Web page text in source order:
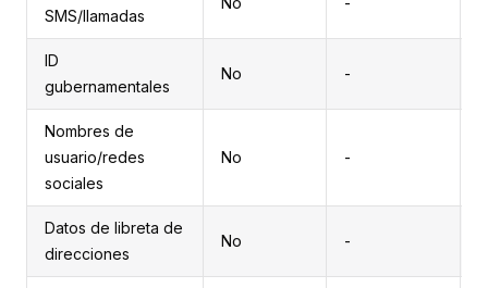
SMS/llamadas
ID
gubernamentales
No -
Nombres de
usuario/redes
sociales
No -
Datos de libreta de
direcciones
No -